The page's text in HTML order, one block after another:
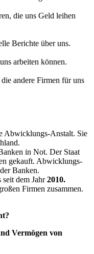
die uns Geld leihen
Berichte über uns.
arbeiten können.
andere Firmen für uns
Abwicklungs-Anstalt. Sie
in Not. Der Staat
gekauft. Abwicklungs-
Banken.
dem Jahr2010.
Firmen zusammen.
Vermögen von